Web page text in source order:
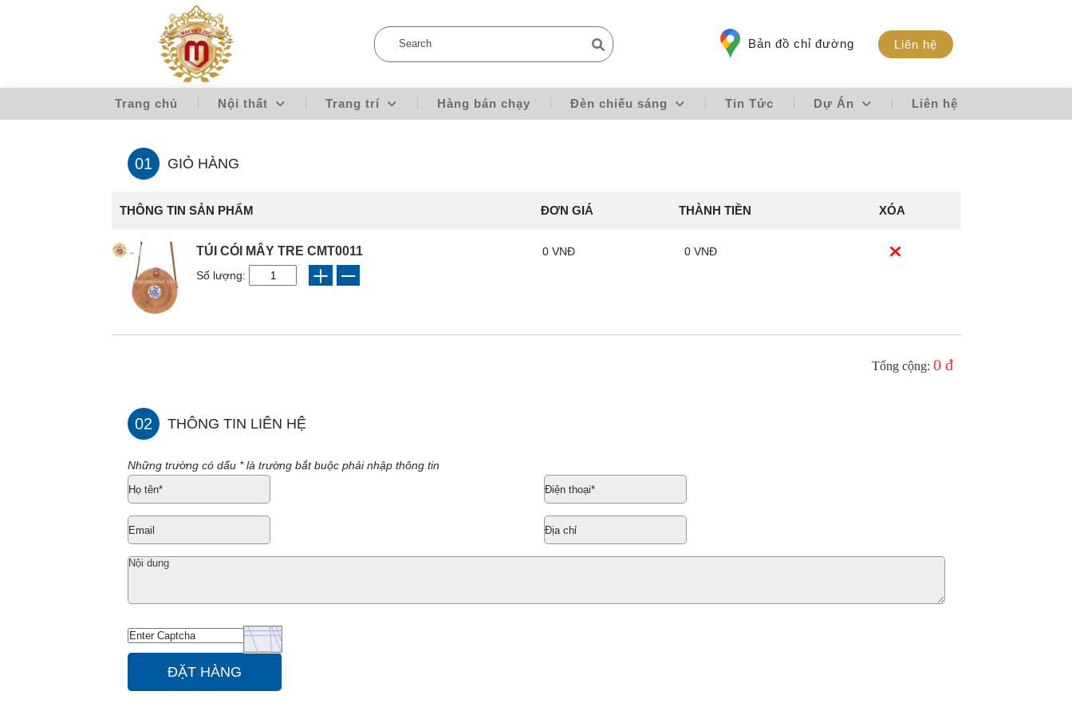
Bản đồ chỉ đường Liên hệ
Trang chủ Nội thất Trang trí Hàng bán chạy Đèn chiếu sáng Tin Tức Dự Án Liên hệ
01 GIỎ HÀNG
THÔNG TIN SẢN PHẨM ĐƠN GIÁ THÀNH TIỀN XÓA
TÚI CÓI MÂY TRE CMT0011
Số lượng:
0 VNĐ 0 VNĐ
Tổng cộng: 0 đ
02 THÔNG TIN LIÊN HỆ
Những trường có dấu * là trường bắt buộc phải nhập thông tin
ĐẶT HÀNG